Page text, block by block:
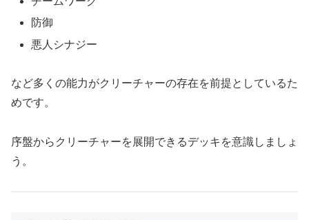
防御
悪人シナジー
など多くの能力がクリーチャーの存在を前提としているた
めです。
序盤からクリーチャーを展開できるデッキを意識しましょ
う。